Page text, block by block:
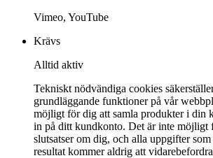
Vimeo, YouTube
Krävs
Alltid aktiv
Tekniskt nödvändiga cookies
grundläggande funktioner på vår
möjligt för dig att samla produkter i din
in på ditt kundkonto. Det är inte möjligt
slutsatser om dig, och alla uppgifter
resultat kommer aldrig att